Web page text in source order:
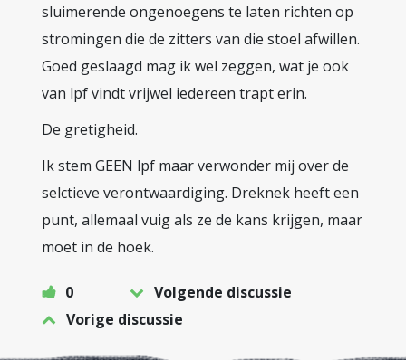
sluimerende ongenoegens te laten richten op
stromingen die de zitters van die stoel afwillen.
Goed geslaagd mag ik wel zeggen, wat je ook
van lpf vindt vrijwel iedereen trapt erin.
De gretigheid.
Ik stem GEEN lpf maar verwonder mij over de
selctieve verontwaardiging. Dreknek heeft een
punt, allemaal vuig als ze de kans krijgen, maar
moet in de hoek.
0
Volgende discussie
Vorige discussie